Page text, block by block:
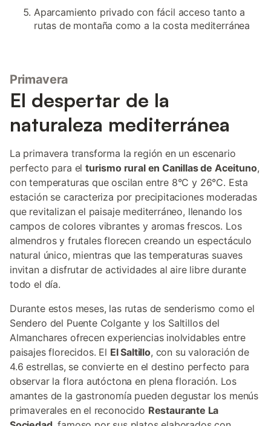
Aparcamiento privado con fácil acceso tanto a
rutas de montaña como a la costa mediterránea
Primavera
El despertar de la
naturaleza mediterránea
La primavera transforma la región en un escenario
perfecto para elturismo rural en Canillas de Aceituno,
con temperaturas que oscilan entre 8°C y 26°C. Esta
estación se caracteriza por precipitaciones moderadas
que revitalizan el paisaje mediterráneo, llenando los
campos de colores vibrantes y aromas frescos. Los
almendros y frutales florecen creando un espectáculo
natural único, mientras que las temperaturas suaves
invitan a disfrutar de actividades al aire libre durante
todo el día.
Durante estos meses, las rutas de senderismo como el
Sendero del Puente Colgante y los Saltillos del
Almanchares ofrecen experiencias inolvidables entre
paisajes florecidos. El El Saltillo, con su valoración de
4.6 estrellas, se convierte en el destino perfecto para
observar la flora autóctona en plena floración. Los
amantes de la gastronomía pueden degustar los menús
primaverales en el reconocido Restaurante La